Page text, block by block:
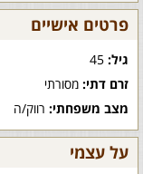
פרטים אישיים
גיל:
זרם דתי: מסורתי
מצב משפחתי: רווק/ה
על עצמי